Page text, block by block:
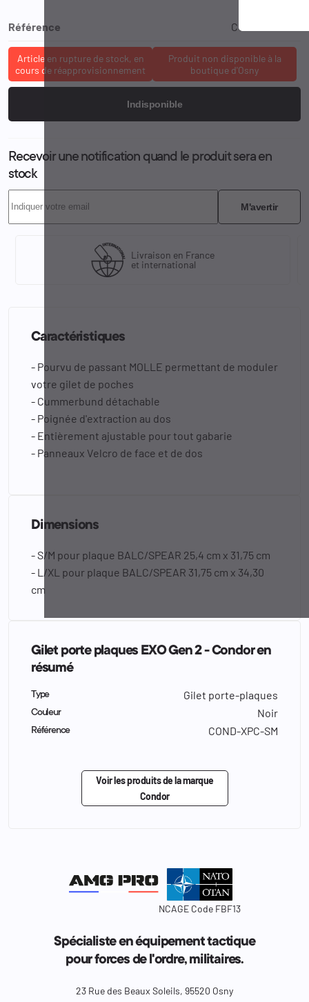
Référence COND-XPC-SM
Article en rupture de stock, en
cours de réapprovisionnement
Produit non disponible à la
boutique d'Osny
Indisponible
Recevoir une notification quand le produit sera en
stock
M'avertir
Livraison en France
et international
Caractéristiques
- Pourvu de passant MOLLE permettant de moduler
votre gilet de poches
- Cummerbund détachable
- Poignée d'extraction au dos
- Entièrement ajustable pour tout gabarie
- Panneaux Velcro de face et de dos
Dimensions
- S/M pour plaque BALC/SPEAR 25,4 cm x 31,75 cm
- L/XL pour plaque BALC/SPEAR 31,75 cm x 34,30
cm
Gilet porte plaques EXO Gen 2 - Condor en
résumé
Type Gilet porte-plaques
Couleur Noir
Référence COND-XPC-SM
Voir les produits de la marque
Condor
NCAGE Code FBF13
Spécialiste en équipement tactique
pour forces de l'ordre, militaires.
23 Rue des Beaux Soleils, 95520 Osny